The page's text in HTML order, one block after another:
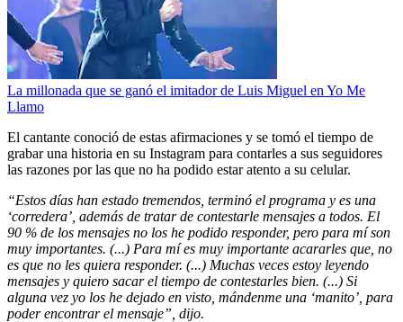
La millonada que se ganó el imitador de Luis Miguel en Yo Me
Llamo
El cantante conoció de estas afirmaciones y se tomó el tiempo de
grabar una historia en su Instagram para contarles a sus seguidores
las razones por las que no ha podido estar atento a su celular.
“Estos días han estado tremendos, terminó el programa y es una
‘corredera’, además de tratar de contestarle mensajes a todos. El
90 % de los mensajes no los he podido responder, pero para mí son
muy importantes. (...) Para mí es muy importante acararles que, no
es que no les quiera responder. (...) Muchas veces estoy leyendo
mensajes y quiero sacar el tiempo de contestarles bien. (...) Si
alguna vez yo los he dejado en visto, mándenme una ‘manito’, para
poder encontrar el mensaje”, dijo.